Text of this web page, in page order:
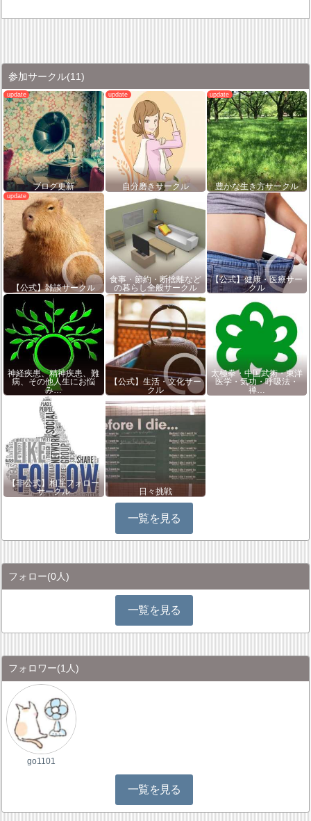
参加サークル(11)
ブログ更新 自分磨きサークル 豊かな生き方サークル
【公式】雑談サークル
食事・節約・断捨離など
の暮らし全般サークル
【公式】健康・医療サー
クル
神経疾患、精神疾患、難
病、その他人生にお悩
み…
【公式】生活・文化サー
クル
太極拳・中国武術・東洋
医学・気功・呼吸法・
禅…
【非公式】相互フォロー
サークル
日々挑戦
一覧を見る
フォロー(0人)
一覧を見る
フォロワー(1人)
go1101
一覧を見る